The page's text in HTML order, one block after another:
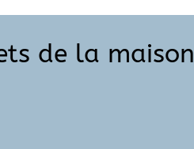
de la maison